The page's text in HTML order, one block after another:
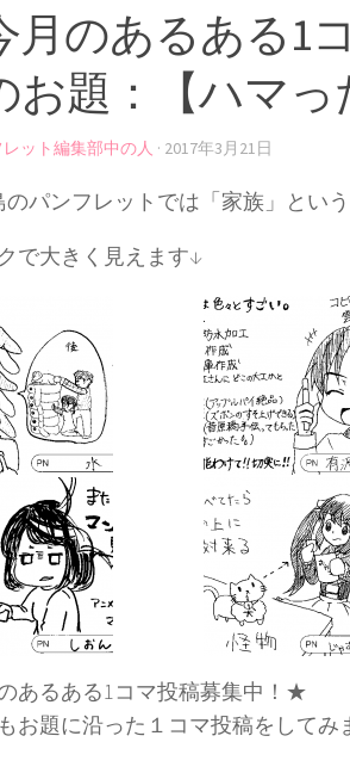
のあるある1
お題：【ハマっ
ット編集部中の人 · 2017年3月21日
のパンフレットでは「家族」とい
で大きく見えます↓
あるある1コマ投稿募集中！★
お題に沿った１コマ投稿をして